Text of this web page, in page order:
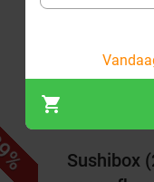
Sushibox
Di